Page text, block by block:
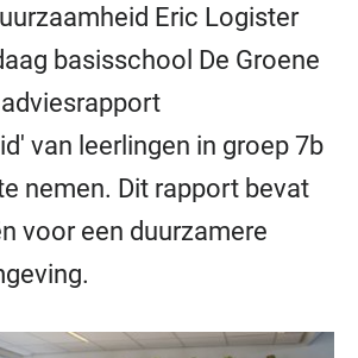
Eric Logister
basisschool De Groene
van leerlingen in groep 7b
nemen. Dit rapport bevat
voor een duurzamere